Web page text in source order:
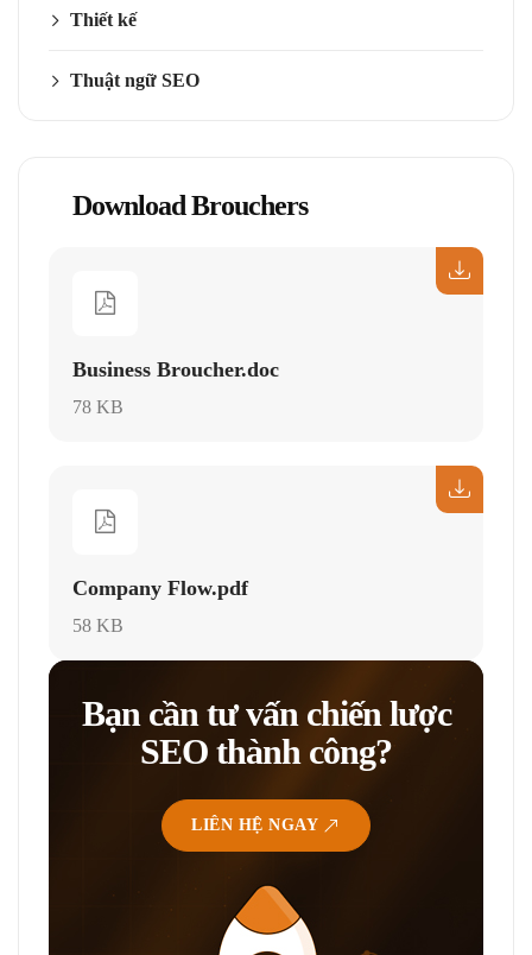
Thiết kế
Thuật ngữ SEO
Download Brouchers
Business Broucher.doc
78 KB
Company Flow.pdf
58 KB
Bạn cần tư vấn chiến lược
SEO thành công?
LIÊN HỆ NGAY